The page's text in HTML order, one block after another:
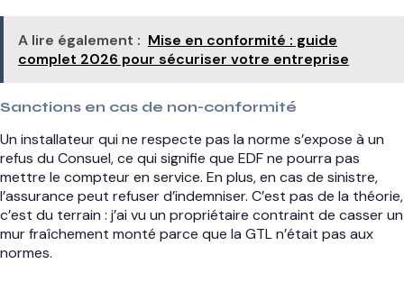
A lire également : Mise en conformité : guide
complet 2026 pour sécuriser votre entreprise
Sanctions en cas de non-conformité
Un installateur qui ne respecte pas la norme s’expose à un
refus du Consuel, ce qui signifie que EDF ne pourra pas
mettre le compteur en service. En plus, en cas de sinistre,
l’assurance peut refuser d’indemniser. C’est pas de la théorie,
c’est du terrain : j’ai vu un propriétaire contraint de casser un
mur fraîchement monté parce que la GTL n’était pas aux
normes.